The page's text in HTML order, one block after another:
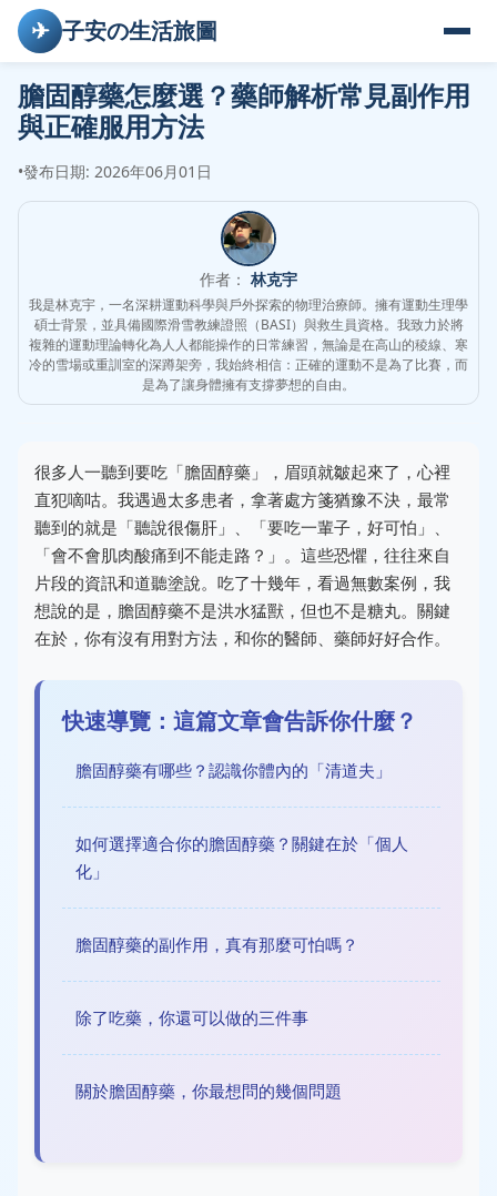
✈ 子安の生活旅圖
膽固醇藥怎麼選？藥師解析常見副作用
與正確服用方法
•發布日期: 2026年06月01日
作者： 林克宇
我是林克宇，一名深耕運動科學與戶外探索的物理治療師。擁有運動生理學
碩士背景，並具備國際滑雪教練證照（BASI）與救生員資格。我致力於將
複雜的運動理論轉化為人人都能操作的日常練習，無論是在高山的稜線、寒
冷的雪場或重訓室的深蹲架旁，我始終相信：正確的運動不是為了比賽，而
是為了讓身體擁有支撐夢想的自由。
很多人一聽到要吃「膽固醇藥」，眉頭就皺起來了，心裡
直犯嘀咕。我遇過太多患者，拿著處方箋猶豫不決，最常
聽到的就是「聽說很傷肝」、「要吃一輩子，好可怕」、
「會不會肌肉酸痛到不能走路？」。這些恐懼，往往來自
片段的資訊和道聽塗說。吃了十幾年，看過無數案例，我
想說的是，膽固醇藥不是洪水猛獸，但也不是糖丸。關鍵
在於，你有沒有用對方法，和你的醫師、藥師好好合作。
快速導覽：這篇文章會告訴你什麼？
膽固醇藥有哪些？認識你體內的「清道夫」
如何選擇適合你的膽固醇藥？關鍵在於「個人
化」
膽固醇藥的副作用，真有那麼可怕嗎？
除了吃藥，你還可以做的三件事
關於膽固醇藥，你最想問的幾個問題